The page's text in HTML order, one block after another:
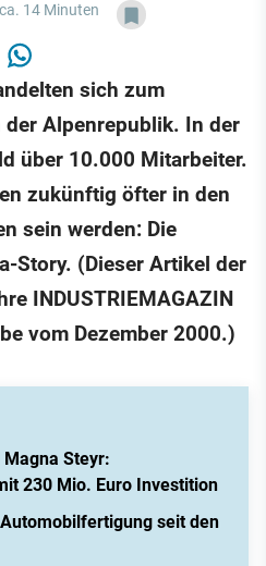
14 Minuten
sich zum
Alpenrepublik. In der
über 10.000 Mitarbeiter.
zukünftig öfter in den
sein werden: Die
Story. (Dieser Artikel der
INDUSTRIEMAGAZIN
vom Dezember 2000.)
Magna Steyr:
230 Mio. Euro Investition
seit den